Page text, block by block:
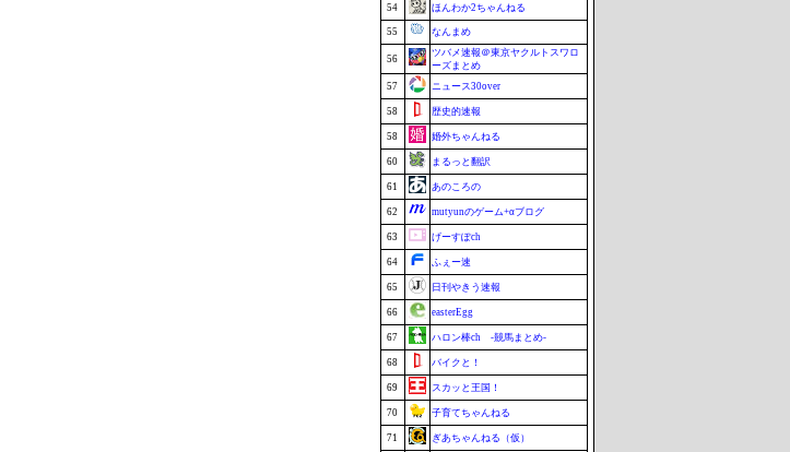
54 ほんわか2ちゃんねる
55 なんまめ
56
ツバメ速報＠東京ヤクルトスワロ
ーズまとめ
57
ニュース30over
58 歴史的速報
58 婚外ちゃんねる
60 まるっと翻訳
61 あのころの
62 mutyunのゲーム+αブログ
63 げーすぽch
64 ふぇー速
65 日刊やきう速報
66 easterEgg
67 ハロン棒ch -競馬まとめ-
68 バイクと！
69 スカッと王国！
70 子育てちゃんねる
71 ぎあちゃんねる（仮）